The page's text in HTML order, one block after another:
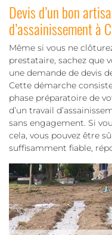
Devis d’un bon
d’assainissement à
Même si vous ne
prestataire, sachez que
une demande de devis
Cette démarche
phase préparatoire de
d’un travail
sans engagement. Si
cela, vous pouvez être
suffisamment fiable,